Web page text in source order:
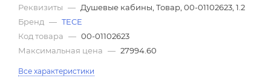
Реквизиты — Душевые кабины, Товар, 00-01102623, 1.2
Бренд — TECE
Код товара — 00-01102623
Максимальная цена — 27994.60
Все характеристики